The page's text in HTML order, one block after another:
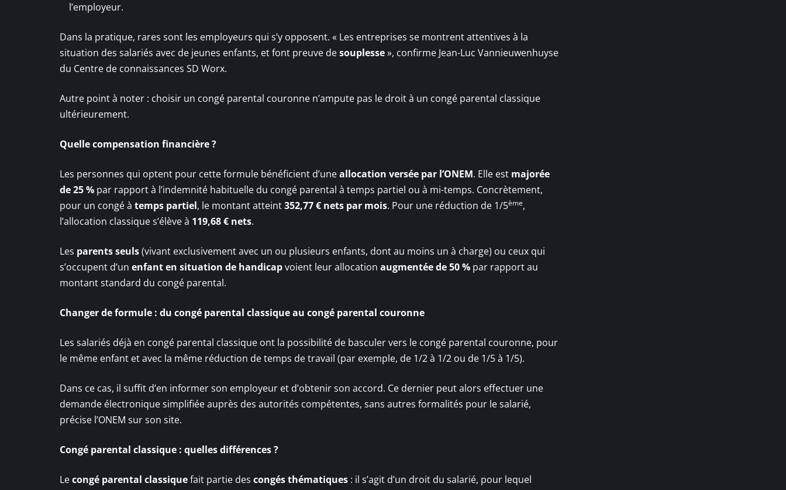
l’employeur.
Dans la pratique, rares sont les employeurs qui s’y opposent. « Les entreprises se montrent attentives à la
situation des salariés avec de jeunes enfants, et font preuve desouplesse», confirme Jean-Luc Vannieuwenhuyse
du Centre de connaissances SD Worx.
Autre point à noter : choisir un congé parental couronne n’ampute pas le droit à un congé parental classique
ultérieurement.
Quelle compensation financière ?
Les personnes qui optent pour cette formule bénéficient d’uneallocation versée par l’ONEM. Elle est majorée
de 25 % par rapport à l’indemnité habituelle du congé parental à temps partiel ou à mi-temps. Concrètement,
pour un congé à temps partiel, le montant atteint352,77 € nets par mois. Pour une réduction de 1/5ème,
l’allocation classique s’élève à 119,68 € nets.
Les parents seuls(vivant exclusivement avec un ou plusieurs enfants, dont au moins un à charge) ou ceux qui
s’occupent d’un enfant en situation de handicapvoient leur allocation augmentée de 50 % par rapport au
montant standard du congé parental.
Changer de formule : du congé parental classique au congé parental couronne
Les salariés déjà en congé parental classique ont la possibilité de basculer vers le congé parental couronne, pour
le même enfant et avec la même réduction de temps de travail (par exemple, de 1/2 à 1/2 ou de 1/5 à 1/5).
Dans ce cas, il suffit d’en informer son employeur et d’obtenir son accord. Ce dernier peut alors effectuer une
demande électronique simplifiée auprès des autorités compétentes, sans autres formalités pour le salarié,
précise l’ONEM sur son site.
Congé parental classique : quelles différences ?
Lecongé parental classiquefait partie des congés thématiques : il s’agit d’un droit du salarié, pour lequel